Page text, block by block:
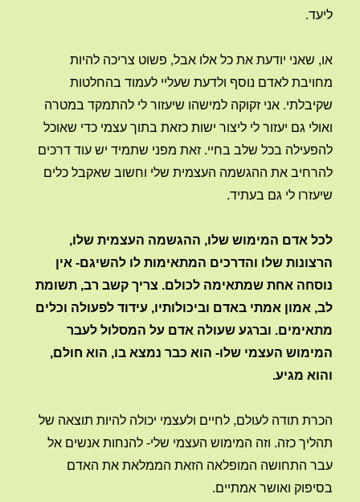
ליעד.
או, שאני יודעת את כל אלו אבל, פשוט צריכה להיות
מחויבת לאדם נוסף ולדעת שעליי לעמוד בהחלטות
שקיבלתי. אני זקוקה למישהו שיעזור לי להתמקד במטרה
ואולי גם יעזור לי ליצור ישות כזאת בתוך עצמי כדי שאוכל
להפעילה בכל שלב בחיי. זאת מפני שתמיד יש עוד דרכים
להרחיב את ההגשמה העצמית שלי וחשוב שאקבל כלים
שיעזרו לי גם בעתיד.
לכל אדם המימוש שלו, ההגשמה העצמית שלו,
הרצונות שלו והדרכים המתאימות לו להשיגם- אין
נוסחה אחת שמתאימה לכולם. צריך קשב רב, תשומת
לב, אמון אמתי באדם וביכולותיו, עידוד לפעולה וכלים
מתאימים. וברגע שעולה אדם על המסלול לעבר
המימוש העצמי שלו- הוא כבר נמצא בו, הוא חולם,
והוא מגיע.
הכרת תודה לעולם, לחיים ולעצמי יכולה להיות תוצאה של
תהליך כזה. וזה המימוש העצמי שלי- להנחות אנשים אל
עבר התחושה המופלאה הזאת הממלאת את האדם
בסיפוק ואושר אמתיים.